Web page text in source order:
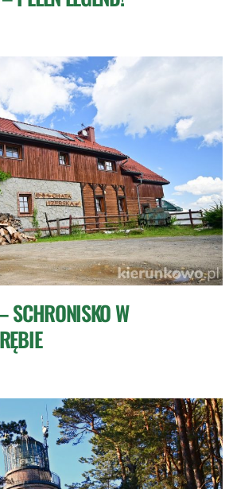
SCHRONISKO W